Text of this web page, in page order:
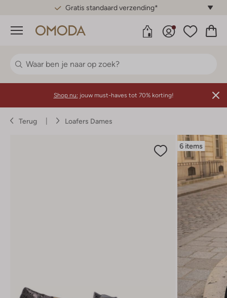
Gratis standaard verzending*
Menu
Shop nu: jouw must-haves tot 70% korting!
Terug Loafers Dames
6 items